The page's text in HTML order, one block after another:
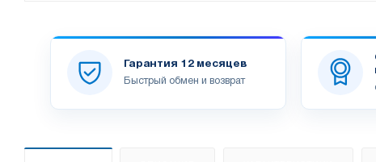
Гарантия 12 месяцев
Быстрый обмен и возврат